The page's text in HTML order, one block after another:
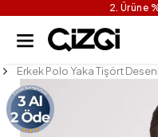
2. Ürüne
Erkek Polo Yaka Tişört